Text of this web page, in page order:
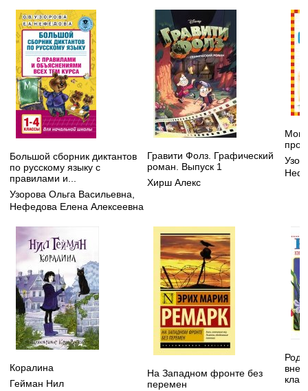
Большой сборник диктантов
по русскому языку с
правилами и...
Узорова Ольга Васильевна
Нефедова Елена Алексеевна
Гравити Фолз. Графический
роман. Выпуск 1
Хирш Алекс
Мои
Коралина
Гейман Нил
На Западном фронте без
перемен